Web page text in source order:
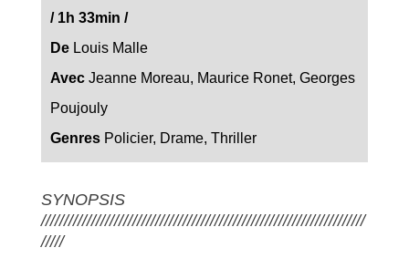
/1h 33min /
DeLouis Malle
AvecJeanne Moreau, Maurice Ronet, Georges
Poujouly
Genres Policier, Drame, Thriller
SYNOPSIS
///////////////////////////////////////////////////////////////////////
/////